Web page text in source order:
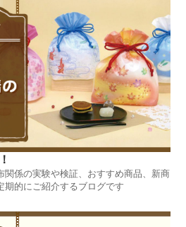
関係の実験や検証、おすすめ商品、新商
期的にご紹介するブログです